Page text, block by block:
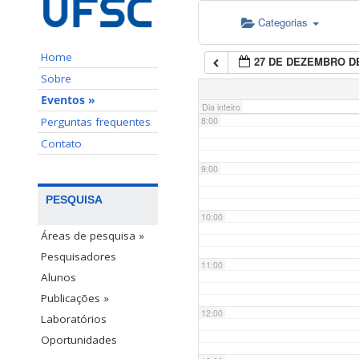
Home
Sobre
Eventos »
Perguntas frequentes
Contato
PESQUISA
Áreas de pesquisa »
Pesquisadores
Alunos
Publicações »
Laboratórios
Oportunidades
Categorias
27 DE DEZEMBRO
Dia inteiro
7:00
8:00
9:00
10:00
11:00
12:00